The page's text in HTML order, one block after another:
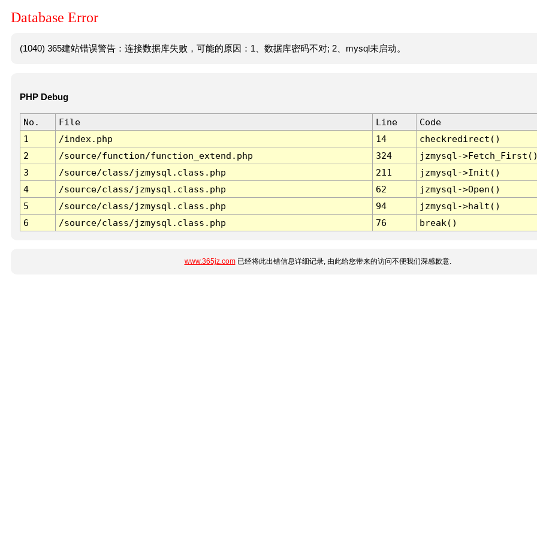
Database Error
(1040) 365建站错误警告：连接数据库失败，可能的原因：1、数据库密码不对; 2、mysql未启动。
PHP Debug
No. File Line
Code
1
/index.php 14
checkredirect()
2
/source/function/function_extend.php 324
jzmysql-
3
/source/class/jzmysql.class.php 211
jzmysql->Init()
4
/source/class/jzmysql.class.php 62
jzmysql->Open()
5
/source/class/jzmysql.class.php 94
jzmysql->halt()
6
/source/class/jzmysql.class.php 76 break()
www.365jz.com已经将此出错信息详细记录, 由此给您带来的访问不便我们深感歉意.